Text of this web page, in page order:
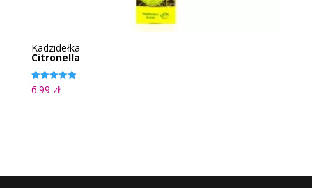
Kadzidełka
Citronella
Oceniono
5.00
6.99 zł